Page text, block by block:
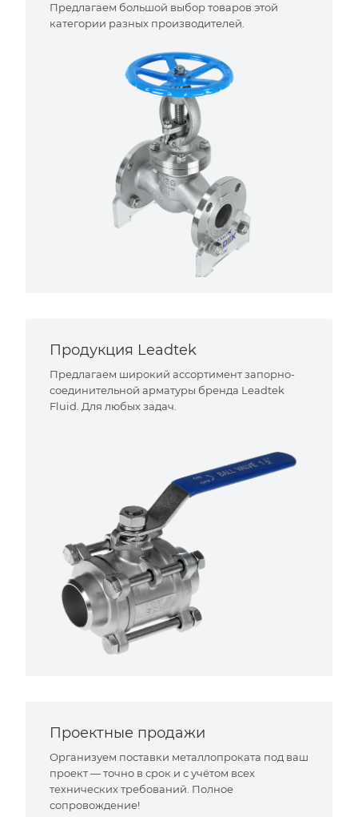
Предлагаем большой выбор товаров этой
категории разных производителей.
Продукция Leadtek
Предлагаем широкий ассортимент запорно-
соединительной арматуры бренда Leadtek
Fluid. Для любых задач.
Проектные продажи
Организуем поставки металлопроката под ваш
проект — точно в срок и с учётом всех
технических требований. Полное
сопровождение!